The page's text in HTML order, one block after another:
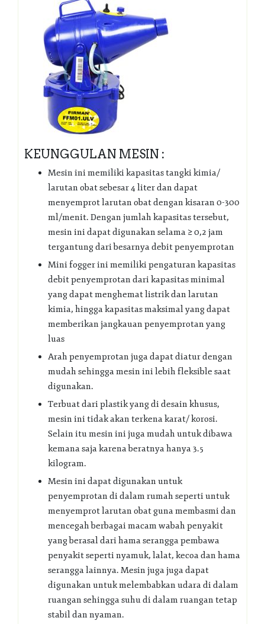
KEUNGGULAN MESIN :
Mesin ini memiliki kapasitas tangki kimia/
larutan obat sebesar 4 liter dan dapat
menyemprot larutan obat dengan kisaran 0-300
ml/menit. Dengan jumlah kapasitas tersebut,
mesin ini dapat digunakan selama ≥ 0,2 jam
tergantung dari besarnya debit penyemprotan
Mini fogger ini memiliki pengaturan kapasitas
debit penyemprotan dari kapasitas minimal
yang dapat menghemat listrik dan larutan
kimia, hingga kapasitas maksimal yang dapat
memberikan jangkauan penyemprotan yang
luas
Arah penyemprotan juga dapat diatur dengan
mudah sehingga mesin ini lebih fleksible saat
digunakan.
Terbuat dari plastik yang di desain khusus,
mesin ini tidak akan terkena karat/ korosi.
Selain itu mesin ini juga mudah untuk dibawa
kemana saja karena beratnya hanya 3.5
kilogram.
Mesin ini dapat digunakan untuk
penyemprotan di dalam rumah seperti untuk
menyemprot larutan obat guna membasmi dan
mencegah berbagai macam wabah penyakit
yang berasal dari hama serangga pembawa
penyakit seperti nyamuk, lalat, kecoa dan hama
serangga lainnya. Mesin juga juga dapat
digunakan untuk melembabkan udara di dalam
ruangan sehingga suhu di dalam ruangan tetap
stabil dan nyaman.